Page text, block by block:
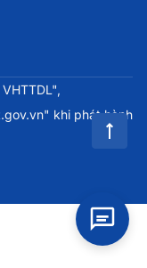
khi phát hành